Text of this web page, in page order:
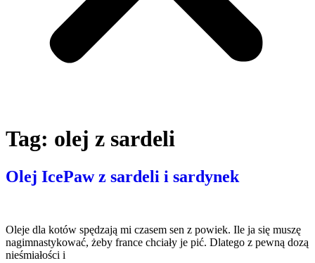
Tag: olej z sardeli
Olej IcePaw z sardeli i sardynek
Oleje dla kotów spędzają mi czasem sen z powiek. Ile ja się muszę
nagimnastykować, żeby france chciały je pić. Dlatego z pewną dozą
nieśmiałości i